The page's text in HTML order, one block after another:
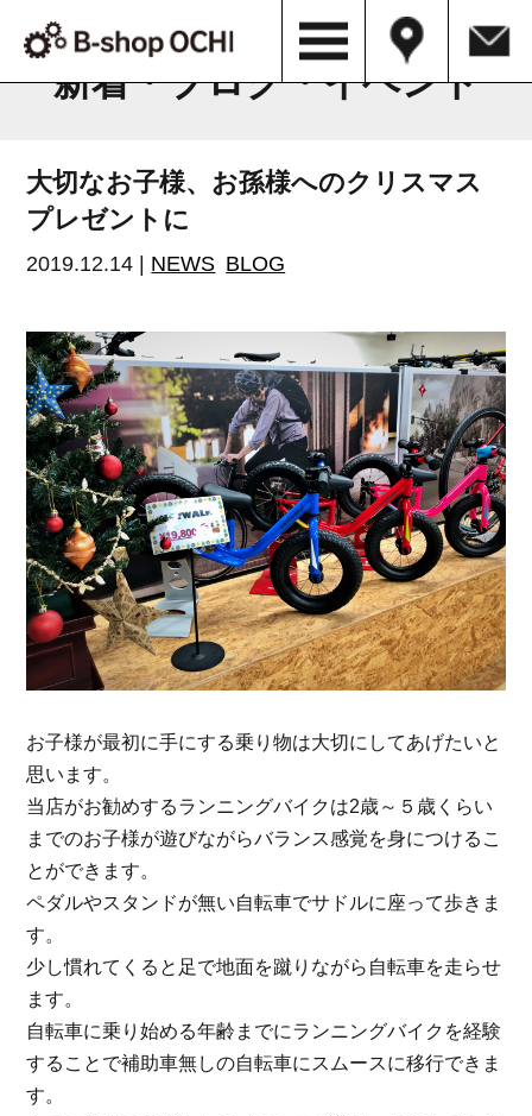
B-shop OCHI NEWS & BLOG
新着・ブログ・イベント
大切なお子様、お孫様へのクリスマス
プレゼントに
2019.12.14 | NEWS BLOG
お子様が最初に手にする乗り物は大切にしてあげたいと
思います。
当店がお勧めするランニングバイクは2歳～５歳くらい
までのお子様が遊びながらバランス感覚を身につけるこ
とができます。
ペダルやスタンドが無い自転車でサドルに座って歩きま
す。
少し慣れてくると足で地面を蹴りながら自転車を走らせ
ます。
自転車に乗り始める年齢までにランニングバイクを経験
することで補助車無しの自転車にスムースに移行できま
す。